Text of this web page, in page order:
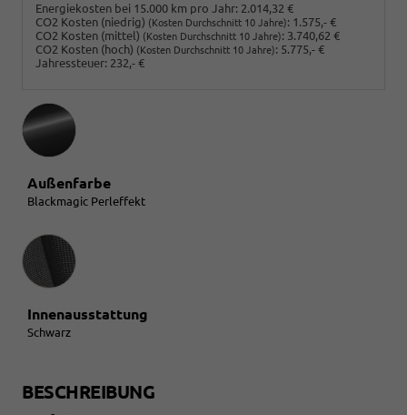
Energiekosten bei 15.000 km pro Jahr: 2.014,32 €
CO2 Kosten (niedrig) (Kosten Durchschnitt 10 Jahre): 1.575,- €
CO2 Kosten (mittel) (Kosten Durchschnitt 10 Jahre): 3.740,62 €
CO2 Kosten (hoch) (Kosten Durchschnitt 10 Jahre): 5.775,- €
Jahressteuer: 232,- €
Außenfarbe
Blackmagic Perleffekt
Innenausstattung
Innenausstattung
Schwarz
BESCHREIBUNG